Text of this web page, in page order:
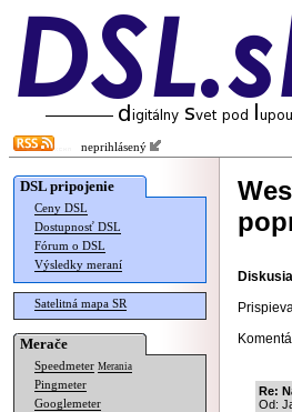
neprihlásený
DSL pripojenie
Ceny DSL
Dostupnosť DSL
Fórum o DSL
Výsledky meraní
Satelitná mapa SR
Merače
Speedmeter Merania
Pingmeter
Googlemeter
Re:
Od: